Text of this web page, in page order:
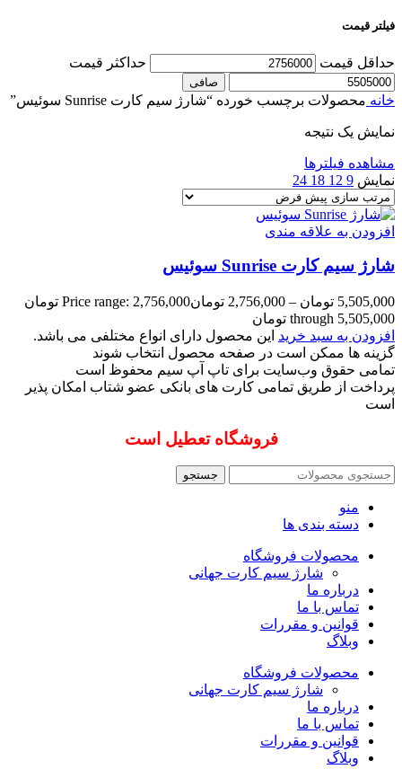
فیلتر قیمت
حداقل قیمت حداكثر قيمت
صافی
خانه محصولات برچسب خورده “شارژ سیم کارت Sunrise سوئیس”
نمایش یک نتیجه
مشاهده فیلترها
نمایش 9
12
18
24
افزودن به علاقه مندی
شارژ سیم کارت Sunrise سوئیس
5,505,000 تومان –
2,756,000 تومان
Price range: 2,756,000 تومان
through 5,505,000 تومان
افزودن به سبد خرید این محصول دارای انواع مختلفی می باشد.
گزینه ها ممکن است در صفحه محصول انتخاب شوند
تمامی حقوق وب‌سایت برای تاپ آپ سیم محفوظ است
پرداخت از طریق تمامی کارت های بانکی عضو شتاب امکان پذیر
است
فروشگاه تعطیل است
جستجو
منو
دسته بندی ها
محصولات فروشگاه
شارژ سیم کارت جهانی
درباره ما
تماس با ما
قوانین و مقررات
وبلاگ
محصولات فروشگاه
شارژ سیم کارت جهانی
درباره ما
تماس با ما
قوانین و مقررات
وبلاگ